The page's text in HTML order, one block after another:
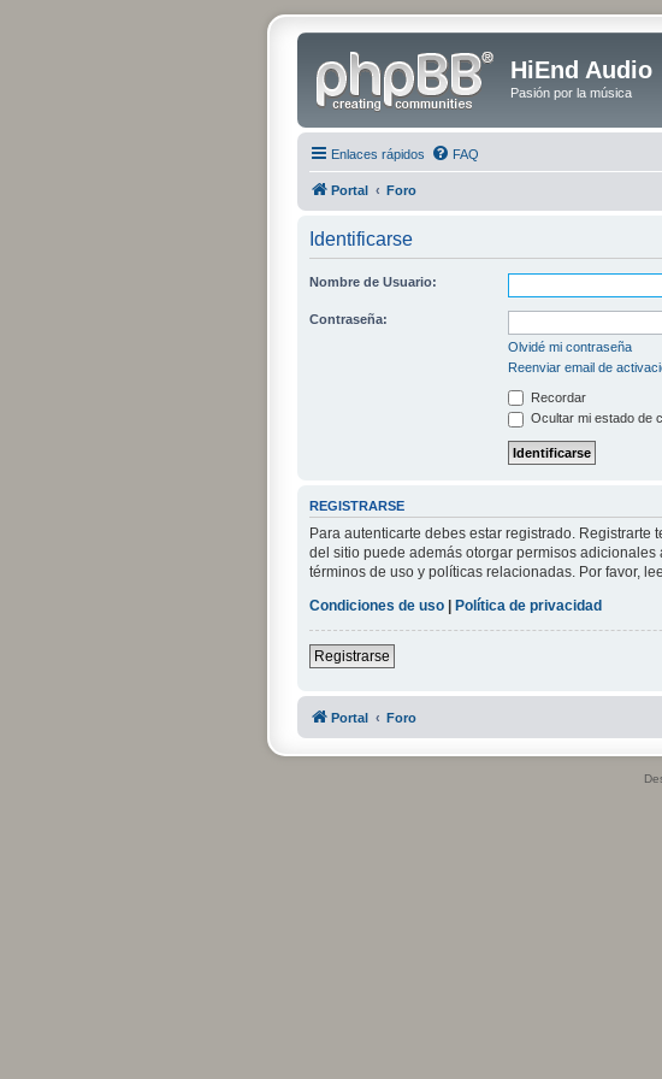
HiEnd Audio
Pasión por la música
Enlaces rápidos FAQ
Portal Foro
Identificarse
Nombre de Usuario:
Contraseña:
Olvidé mi contraseña
Reenviar email de
Recordar
Ocultar mi estado de
REGISTRARSE
Para autenticarte debes estar registrado.
del sitio puede además otorgar permisos
términos de uso y políticas relacionadas. Por favor,
Condiciones de uso
Política de privacidad
Registrarse
Portal Foro